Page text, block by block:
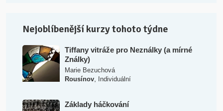
Nejoblíbenější kurzy tohoto týdne
Tiffany vitráže pro Neználky (a mírné
Ználky)
Marie Bezuchová
Rousínov, Individuální
Základy háčkování